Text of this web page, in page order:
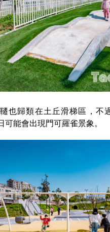
也歸類在土丘滑梯區，不
可能會出現門可羅雀景象。